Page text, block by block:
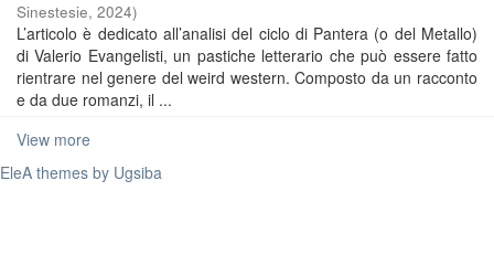
Sinestesie, 2024)
L’articolo è dedicato all’analisi del ciclo di Pantera (o del Metallo)
di Valerio Evangelisti, un pastiche letterario che può essere fatto
rientrare nel genere del weird western. Composto da un racconto
e da due romanzi, il ...
View more
EleA themes by Ugsiba